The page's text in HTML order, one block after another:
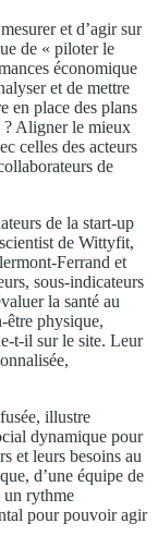
et d’agir sur
de « piloter le
économique
et de mettre
en place des plans
? Aligner le mieux
celles des acteurs
de
de la start-up
de Wittyfit,
Ferrand et
sous-indicateurs
la santé au
être physique,
t-il sur le site. Leur
illustre
dynamique pour
et leurs besoins au
d’une équipe de
un rythme
pour pouvoir agir